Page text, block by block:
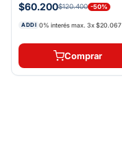
$60.200$120.400 -50%
ADDI 0% interés max. 3x$20.067
Comprar